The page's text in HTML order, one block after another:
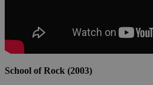
School of Rock (2003)